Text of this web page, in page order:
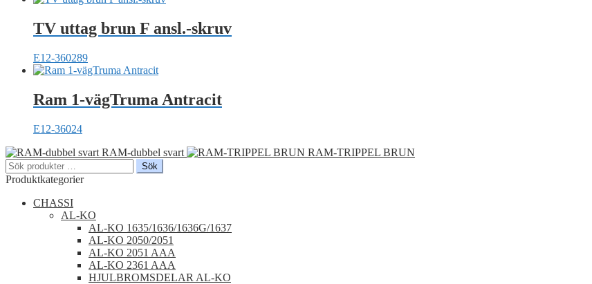
TV uttag brun F ansl.-skruv
E12-360289
Ram 1-vägTruma Antracit
E12-36024
RAM-dubbel svart
RAM-TRIPPEL BRUN
Sök
efter:
Sök
Produktkategorier
CHASSI
AL-KO
AL-KO 1635/1636/1636G/1637
AL-KO 2050/2051
AL-KO 2051 AAA
AL-KO 2361 AAA
HJULBROMSDELAR AL-KO